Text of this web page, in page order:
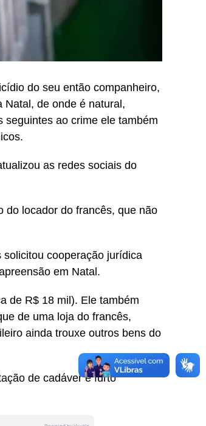
do seu então companheiro,
Natal, de onde é natural,
seguintes ao crime ele também
as redes sociais do
do locador do francês, que não
cooperação jurídica
em Natal.
de R$ 18 mil). Ele também
de uma loja do francês,
ainda trouxe outros bens do
de cadáver e furto